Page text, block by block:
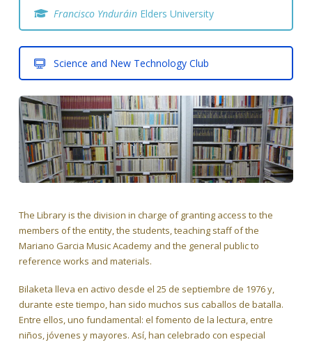
Francisco YnduráinElders University
Science and New Technology Club
The Library is the division in charge of granting access to the
members of the entity, the students, teaching staff of the
Mariano Garcia Music Academy and the general public to
reference works and materials.
Bilaketa lleva en activo desde el 25 de septiembre de 1976 y,
durante este tiempo, han sido muchos sus caballos de batalla.
Entre ellos, uno fundamental: el fomento de la lectura, entre
niños, jóvenes y mayores. Así, han celebrado con especial